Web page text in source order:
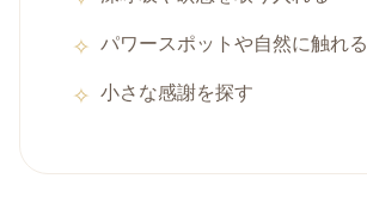
パワースポットや自然に触れる
小さな感謝を探す